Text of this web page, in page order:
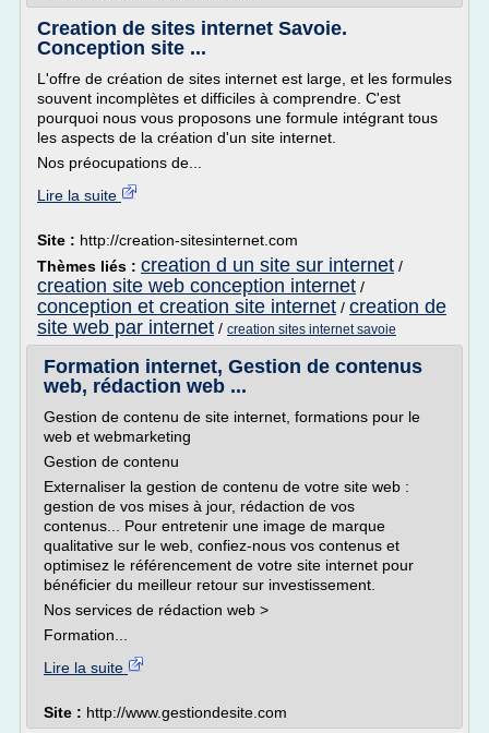
Creation de sites internet Savoie.
Conception site ...
L'offre de création de sites internet est large, et les formules
souvent incomplètes et difficiles à comprendre. C'est
pourquoi nous vous proposons une formule intégrant tous
les aspects de la création d'un site internet.
Nos préocupations de...
Lire la suite
Site : http://creation-sitesinternet.com
Thèmes liés : creation d un site sur internet /
creation site web conception internet /
conception et creation site internet / creation de
site web par internet / creation sites internet savoie
Formation internet, Gestion de contenus
web, rédaction web ...
Gestion de contenu de site internet, formations pour le
web et webmarketing
Gestion de contenu
Externaliser la gestion de contenu de votre site web :
gestion de vos mises à jour, rédaction de vos
contenus... Pour entretenir une image de marque
qualitative sur le web, confiez-nous vos contenus et
optimisez le référencement de votre site internet pour
bénéficier du meilleur retour sur investissement.
Nos services de rédaction web >
Formation...
Lire la suite
Site : http://www.gestiondesite.com